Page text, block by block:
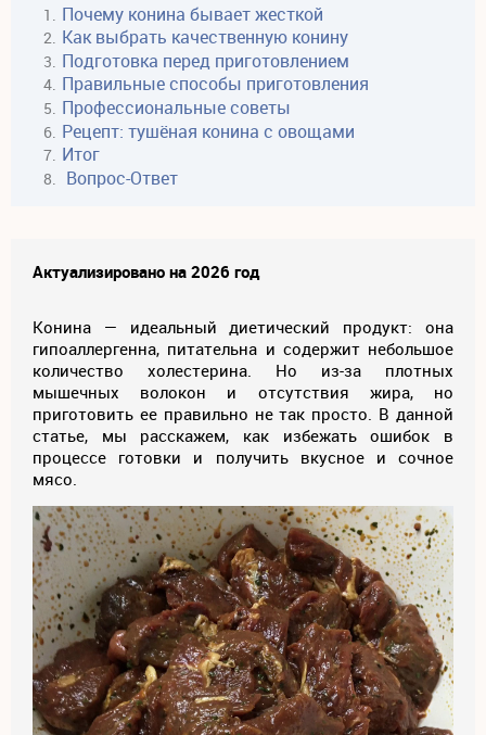
Почему конина бывает жесткой
Как выбрать качественную конину
Подготовка перед приготовлением
Правильные способы приготовления
Профессиональные советы
Рецепт: тушёная конина с овощами
Итог
Вопрос-Ответ
Актуализировано на 2026 год
Конина — идеальный диетический продукт: она
гипоаллергенна, питательна и содержит небольшое
количество холестерина. Но из-за плотных
мышечных волокон и отсутствия жира, но
приготовить ее правильно не так просто. В данной
статье, мы расскажем, как избежать ошибок в
процессе готовки и получить вкусное и сочное
мясо.